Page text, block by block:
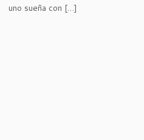
uno sueña con […]